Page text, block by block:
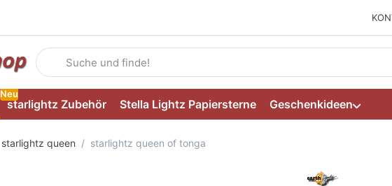
Geben Sie einen Suchbegriff ein. Während Sie tippen, erscheinen
starlightz Zubehör
Neu
Stella Lightz Papiersterne Geschenkideen
starlightz queen starlightz queen of tonga